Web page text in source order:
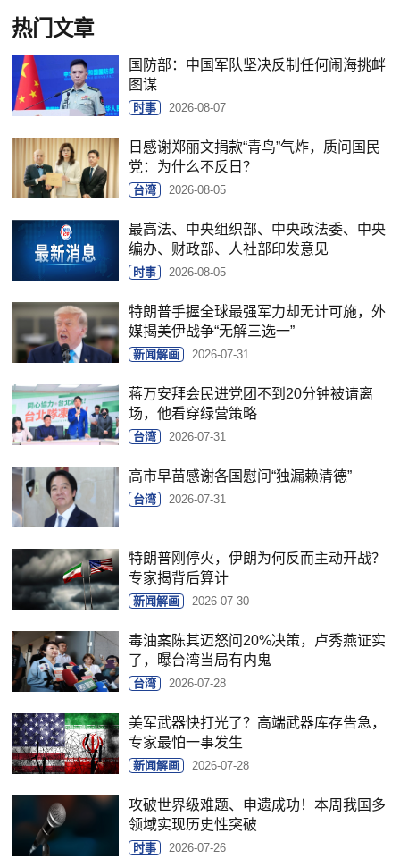
热门文章
国防部：中国军队坚决反制任何闹海挑衅
图谋
时事 2026-08-07
日感谢郑丽文捐款“青鸟”气炸，质问国民
党：为什么不反日？
台湾 2026-08-05
最高法、中央组织部、中央政法委、中央
编办、财政部、人社部印发意见
时事 2026-08-05
特朗普手握全球最强军力却无计可施，外
媒揭美伊战争“无解三选一”
新闻解画 2026-07-31
蒋万安拜会民进党团不到20分钟被请离
场，他看穿绿营策略
台湾 2026-07-31
高市早苗感谢各国慰问“独漏赖清德”
台湾 2026-07-31
特朗普刚停火，伊朗为何反而主动开战？
专家揭背后算计
新闻解画 2026-07-30
毒油案陈其迈怒问20%决策，卢秀燕证实
了，曝台湾当局有内鬼
台湾 2026-07-28
美军武器快打光了？高端武器库存告急，
专家最怕一事发生
新闻解画 2026-07-28
攻破世界级难题、申遗成功！本周我国多
领域实现历史性突破
时事 2026-07-26